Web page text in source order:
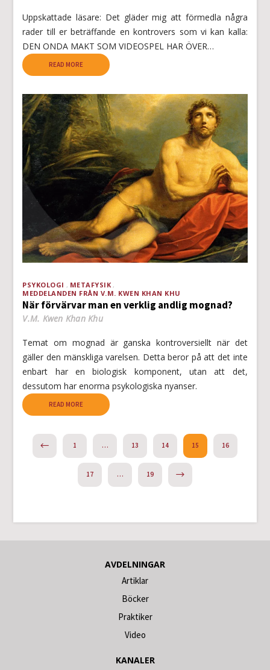
Uppskattade läsare: Det gläder mig att förmedla några
rader till er beträffande en kontrovers som vi kan kalla:
DEN ONDA MAKT SOM VIDEOSPEL HAR ÖVER…
READ MORE
PSYKOLOGI
METAFYSIK
MEDDELANDEN FRÅN V.M. KWEN KHAN KHU
När förvärvar man en verklig andlig mognad?
V.M. Kwen Khan Khu
Temat om mognad är ganska kontroversiellt när det
gäller den mänskliga varelsen. Detta beror på att det inte
enbart har en biologisk komponent, utan att det,
dessutom har enorma psykologiska nyanser.
READ MORE
PREVIOUS1 … 13 14 15 16
17 … 19
AVDELNINGAR
Artiklar
Böcker
Praktiker
Video
KANALER